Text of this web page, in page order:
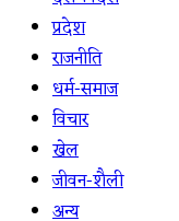
प्रदेश
राजनीति
धर्म-समाज
विचार
खेल
जीवन-शैली
अन्य